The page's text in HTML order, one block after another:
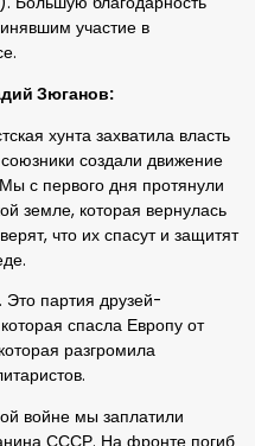
участие в
Зюганов:
хунта захватила власть
создали движение
с первого дня протянули
земле, которая вернулась
что их спасут и защитят
партия друзей-
спасла Европу от
разгромила
войне мы заплатили